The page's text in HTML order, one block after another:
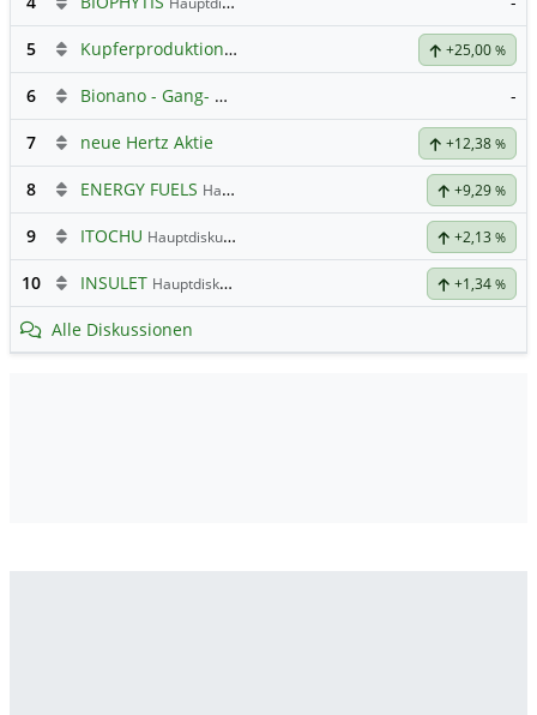
5 Kupferproduktion als Treibstoff +25,00 %
6 Bionano - Gang- Clubhouse -
7 neue Hertz Aktie +12,38 %
8 ENERGY FUELS Hauptdiskussion +9,29 %
9 ITOCHU Hauptdiskussion +2,13 %
10 INSULET Hauptdiskussion +1,34 %
Alle Diskussionen